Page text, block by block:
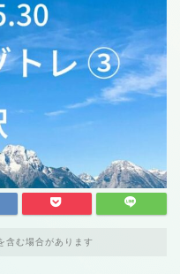
含む場合があります